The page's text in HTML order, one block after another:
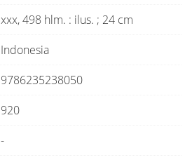
xxx, 498 hlm. : ilus. ; 24 cm
Indonesia
9786235238050
920
-